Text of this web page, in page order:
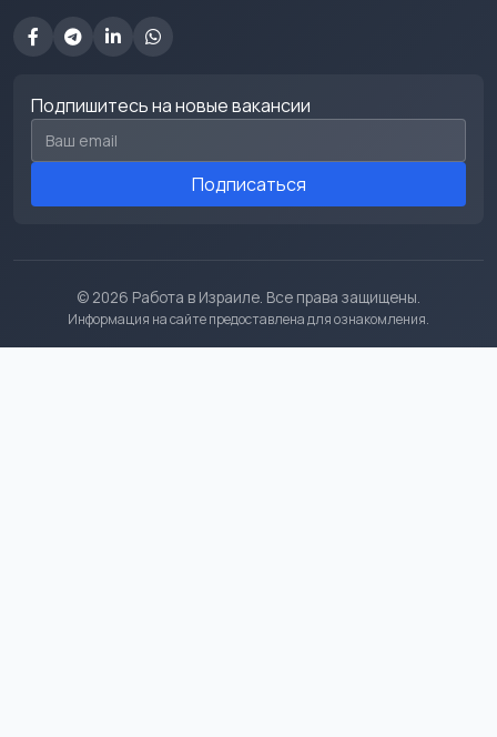
Подпишитесь на новые вакансии
Email для подписки
Подписаться
© 2026 Работа в Израиле. Все права защищены.
Информация на сайте предоставлена для ознакомления.